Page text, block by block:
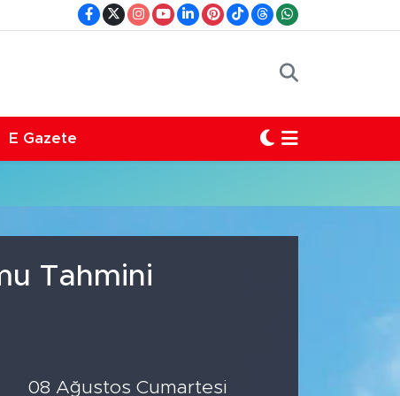
E Gazete
Tahmini
08 Ağustos Cumartesi